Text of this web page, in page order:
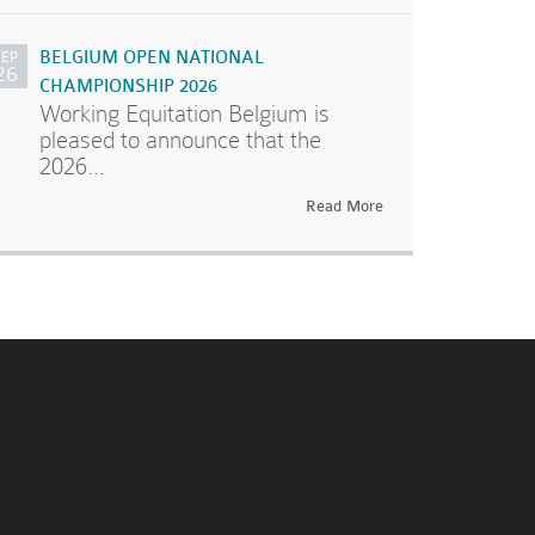
BELGIUM OPEN NATIONAL
CHAMPIONSHIP 2026
Working Equitation Belgium is
pleased to announce that the
2026...
Read More